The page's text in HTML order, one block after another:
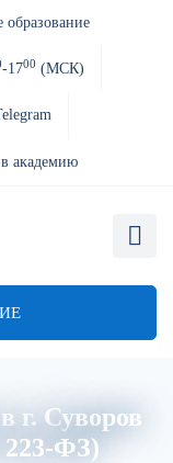
образование
-1700 (МСК)
академию
г. Суворов
223-ФЗ)